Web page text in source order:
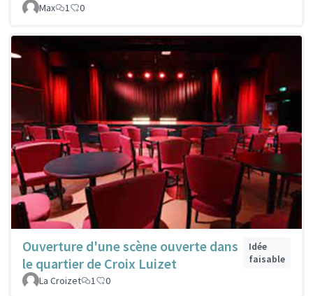
Max
1 0
Ouverture d'une scène ouverte dans
le quartier de Croix Luizet
Idée
faisable
La Croizet
1 0